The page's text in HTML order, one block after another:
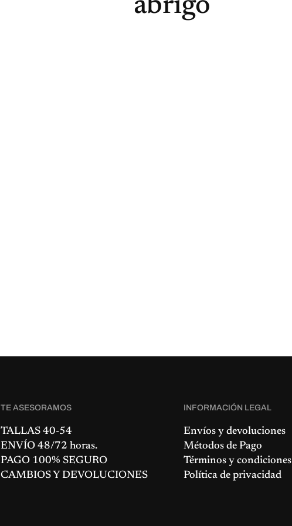
abrigo
TE ASESORAMOS
TALLAS 40-54
ENVÍO 48/72 horas.
PAGO 100% SEGURO
CAMBIOS Y DEVOLUCIONES
INFORMACIÓN LEGAL
Envíos y devoluciones
Métodos de Pago
Términos y condiciones
Política de privacidad